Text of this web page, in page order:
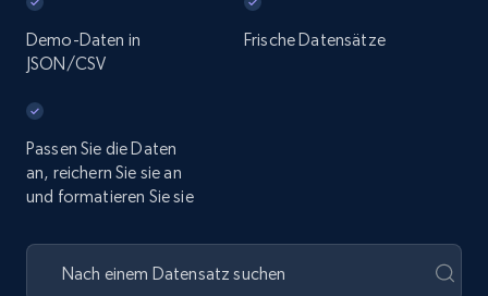
Demo-Daten in
JSON/CSV
Frische Datensätze
Passen Sie die Daten
an, reichern Sie sie an
und formatieren Sie sie